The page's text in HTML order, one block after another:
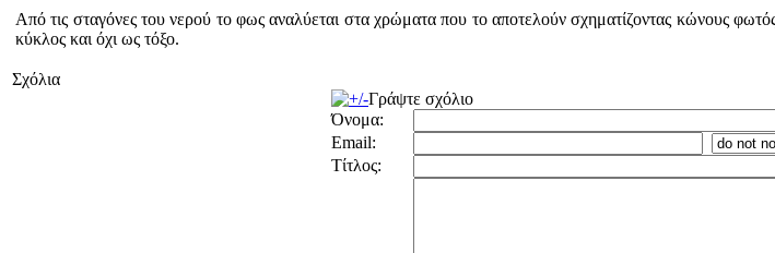
Από τις σταγόνες του νερού το φως αναλύεται στα χρώματα που το αποτελούν σχηματίζοντας κώνους
κύκλος και όχι ως τόξο.
Σχόλια
Γράψτε σχόλιο
Όνομα:
Email:
Τίτλος: